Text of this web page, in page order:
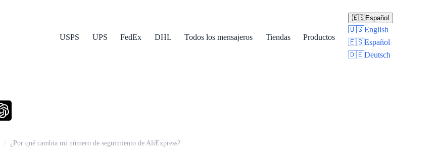
USPS UPS FedEx DHL Todos los mensajeros Tiendas Productos
🇪🇸Español
🇺🇸English
🇪🇸Español
🇩🇪Deutsch
/ ¿Por qué cambia mi número de seguimiento de AliExpress?